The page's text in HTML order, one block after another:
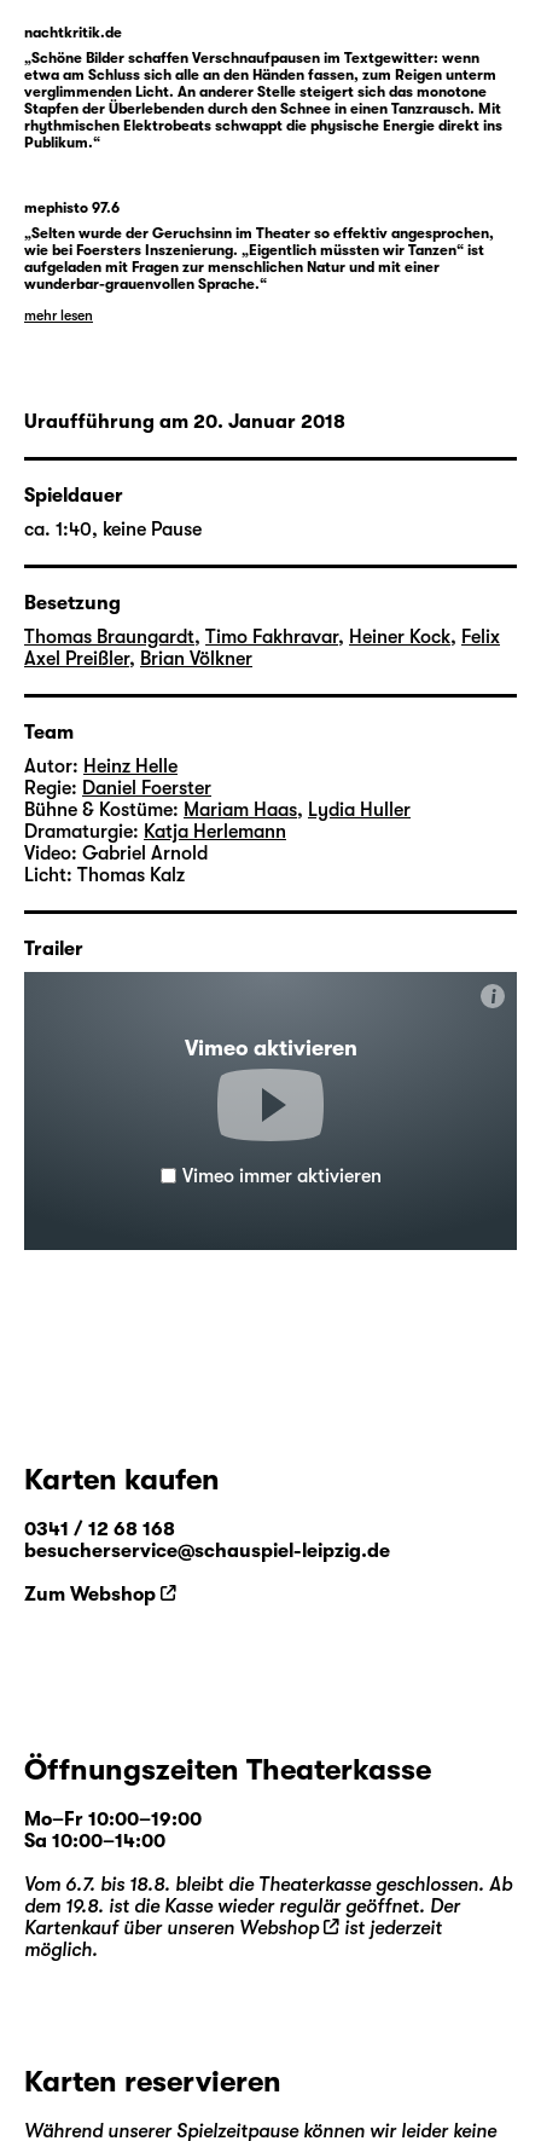
verorten.
Heinz Hellewagt einen radikalen Entwurf
menschlicher Existenz nach der Auflösung
aller Gewissheiten, die unsere Welt und
angesichts gegenwärtiger globaler
Krisenzustände sehr greifbares
Endzeitexperiment zeigt schonungslos auf,
wie fragil die menschen­gemachte Ordnung
ist. Für das Schauspiel Leipzig hat Heinz
Theater­zitat vorangestellt: „Ich stand an der
Küste und redete mit der Brandung / blabla,
im Rücken die Ruinen von Europa“ (Heiner
Müller).
nachtkritik.de
„Schöne Bilder schaffen Verschnaufpausen im Textgewitter: wenn
etwa am Schluss sich alle an den Händen fassen, zum Reigen unterm
verglimmenden Licht. An anderer Stelle steigert sich das monotone
Stapfen der Überlebenden durch den Schnee in einen Tanzrausch. Mit
rhythmischen Elektrobeats schwappt die physische Energie direkt ins
Publikum.“
mephisto 97.6
„Selten wurde der Geruchsinn im Theater so effektiv angesprochen,
wie bei Foersters Inszenierung. „Eigentlich müssten wir Tanzen“ ist
aufgeladen mit Fragen zur menschlichen Natur und mit einer
wunderbar-grauenvollen Sprache.“
mehr lesen
Uraufführung am 20. Januar 2018
Spieldauer
ca. 1:40, keine Pause
Besetzung
Thomas Braungardt, Timo Fakhravar, Heiner Kock, Felix
Axel Preißler, Brian Völkner
Team
Autor: Heinz Helle
Regie: Daniel Foerster
Bühne & Kostüme: Mariam Haas, Lydia Huller
Dramaturgie: Katja Herlemann
Video: Gabriel Arnold
Licht: Thomas Kalz
Trailer
Vimeo aktivieren
i
Vimeo immer aktivieren
Karten kaufen
0341 / 12 68 168
besucherservice@schauspiel-leipzig.de
Zum Webshop
Öffnungszeiten Theaterkasse
Mo–Fr 10:00–19:00
Sa 10:00–14:00
Vom 6.7. bis 18.8. bleibt die Theaterkasse geschlossen. Ab
dem 19.8. ist die Kasse wieder regulär geöffnet. Der
Kartenkauf über unseren Webshop
ist jederzeit
möglich.
Karten reservieren
Während unserer Spielzeitpause können wir leider keine